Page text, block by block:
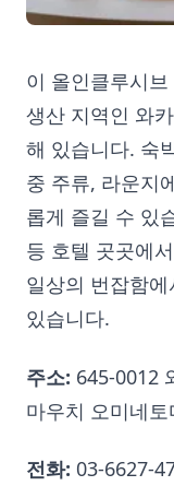
이 올인클루시
생산 지역인 와
해 있습니다. 숙
중 주류, 라운지
롭게 즐길 수 있
등 호텔 곳곳에
일상의 번잡함
있습니다.
주소: 645-0012
마우치 오미네
전화: 03-6627-